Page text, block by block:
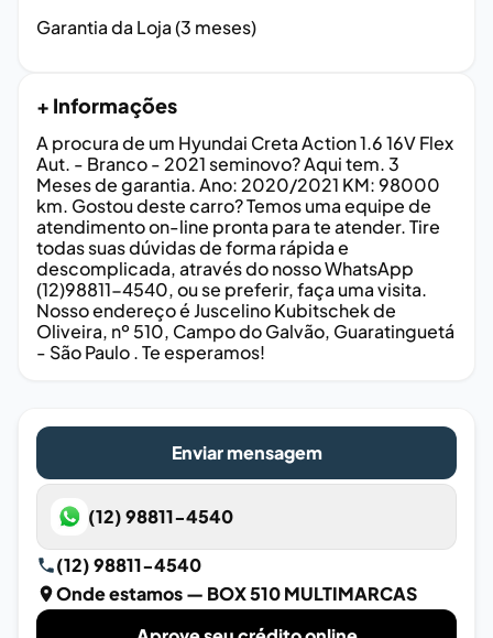
Garantia da Loja (3 meses)
+ Informações
A procura de um Hyundai Creta Action 1.6 16V Flex
Aut. - Branco - 2021 seminovo? Aqui tem. 3
Meses de garantia. Ano: 2020/2021 KM: 98000
km. Gostou deste carro? Temos uma equipe de
atendimento on-line pronta para te atender. Tire
todas suas dúvidas de forma rápida e
descomplicada, através do nosso WhatsApp
(12)98811-4540, ou se preferir, faça uma visita.
Nosso endereço é Juscelino Kubitschek de
Oliveira, nº 510, Campo do Galvão, Guaratinguetá
- São Paulo . Te esperamos!
Enviar mensagem
(12) 98811-4540
(12) 98811-4540
Onde estamos— BOX 510 MULTIMARCAS